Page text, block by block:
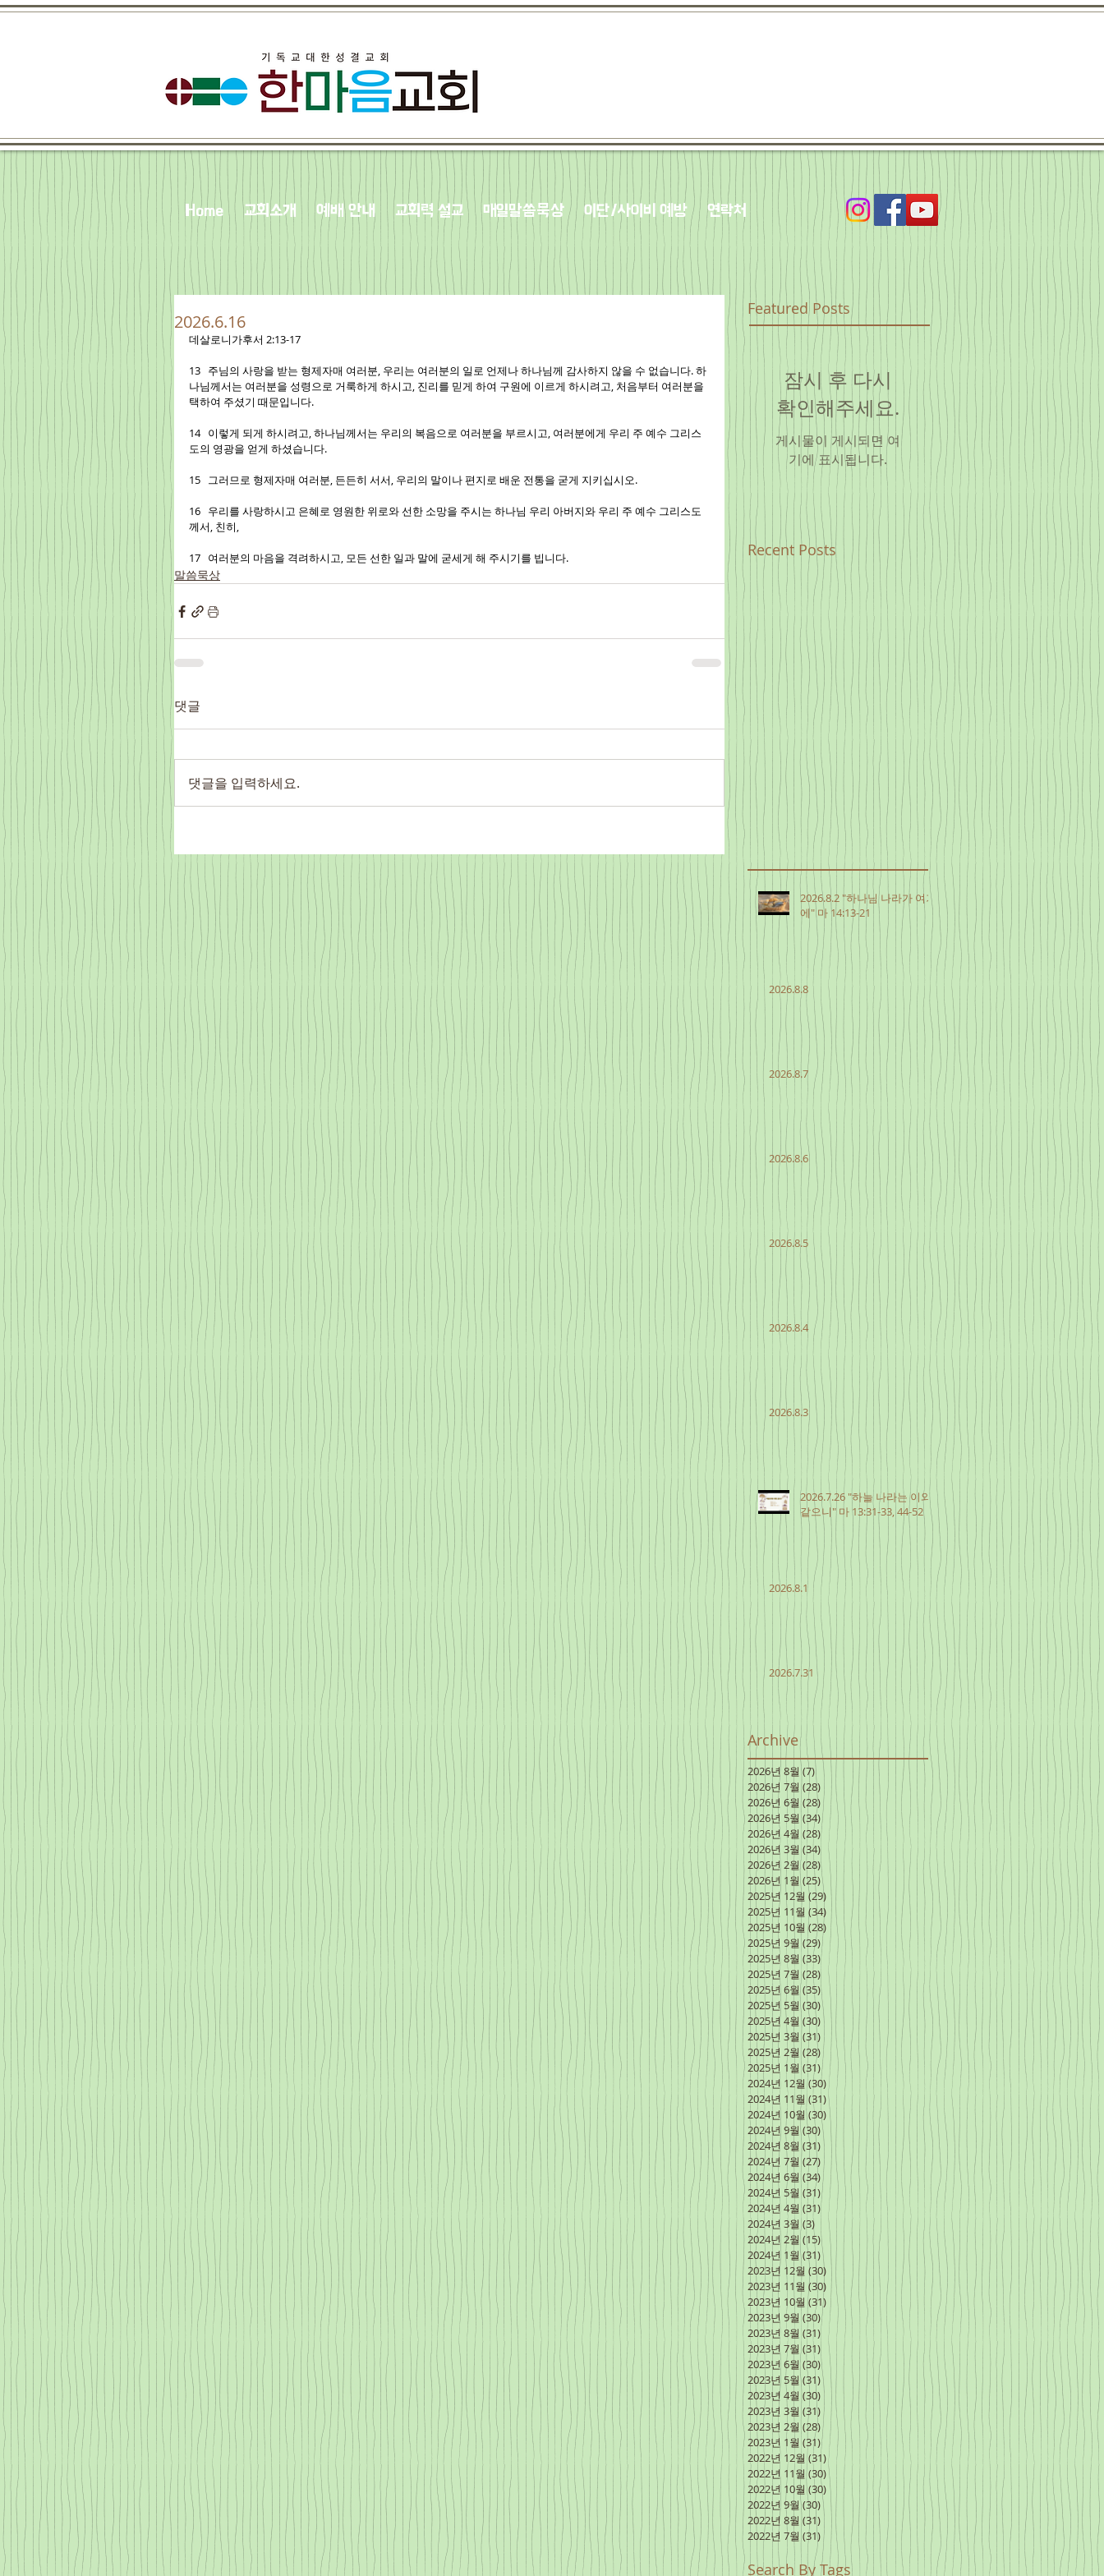
Home 교회소개 예배 안내 교회력 설교 매일말씀묵상 이단/사이비 예방 연락처
2026.6.16
데살로니가후서 2:13-17
13   주님의 사랑을 받는 형제자매 여러분, 우리는 여러분의 일로 언제나 하나님께 감사하지 않을 수 없습니다. 하
나님께서는 여러분을 성령으로 거룩하게 하시고, 진리를 믿게 하여 구원에 이르게 하시려고, 처음부터 여러분을
택하여 주셨기 때문입니다.
14   이렇게 되게 하시려고, 하나님께서는 우리의 복음으로 여러분을 부르시고, 여러분에게 우리 주 예수 그리스
도의 영광을 얻게 하셨습니다.
15   그러므로 형제자매 여러분, 든든히 서서, 우리의 말이나 편지로 배운 전통을 굳게 지키십시오.
16   우리를 사랑하시고 은혜로 영원한 위로와 선한 소망을 주시는 하나님 우리 아버지와 우리 주 예수 그리스도
께서, 친히,
17   여러분의 마음을 격려하시고, 모든 선한 일과 말에 굳세게 해 주시기를 빕니다.
말씀묵상
댓글
댓글을 입력하세요.
Featured Posts
잠시 후 다시
확인해주세요.
게시물이 게시되면 여
기에 표시됩니다.
Recent Posts
2026.8.2 "하나님 나라가 여기
에" 마 14:13-21
2026.8.8
2026.8.7
2026.8.6
2026.8.5
2026.8.4
2026.8.3
2026.7.26 "하늘 나라는 이와
같으니" 마 13:31-33, 44-52
2026.8.1
2026.7.31
Archive
2026년 8월 (7)게시물 7개
2026년 7월 (28) 게시물 28개
2026년 6월 (28)게시물 28개
2026년 5월 (34) 게시물 34개
2026년 4월 (28)게시물 28개
2026년 3월 (34) 게시물 34개
2026년 2월 (28)게시물 28개
2026년 1월 (25)게시물 25개
2025년 12월 (29) 게시물 29개
2025년 11월 (34) 게시물 34개
2025년 10월 (28) 게시물 28개
2025년 9월 (29)게시물 29개
2025년 8월 (33)게시물 33개
2025년 7월 (28) 게시물 28개
2025년 6월 (35)게시물 35개
2025년 5월 (30)게시물 30개
2025년 4월 (30)게시물 30개
2025년 3월 (31) 게시물 31개
2025년 2월 (28) 게시물 28개
2025년 1월 (31)게시물 31개
2024년 12월 (30) 게시물 30개
2024년 11월 (31)게시물 31개
2024년 10월 (30) 게시물 30개
2024년 9월 (30)게시물 30개
2024년 8월 (31)게시물 31개
2024년 7월 (27) 게시물 27개
2024년 6월 (34) 게시물 34개
2024년 5월 (31)게시물 31개
2024년 4월 (31) 게시물 31개
2024년 3월 (3) 게시물 3개
2024년 2월 (15)게시물 15개
2024년 1월 (31)게시물 31개
2023년 12월 (30) 게시물 30개
2023년 11월 (30) 게시물 30개
2023년 10월 (31) 게시물 31개
2023년 9월 (30)게시물 30개
2023년 8월 (31) 게시물 31개
2023년 7월 (31) 게시물 31개
2023년 6월 (30)게시물 30개
2023년 5월 (31)게시물 31개
2023년 4월 (30)
2023년 3월 (31) 게시물 31개
2023년 2월 (28)게시물 28개
2023년 1월 (31)게시물 31개
2022년 12월 (31)게시물 31개
2022년 11월 (30) 게시물 30개
2022년 10월 (30) 게시물 30개
2022년 9월 (30)게시물 30개
2022년 8월 (31)
2022년 7월 (31)게시물 31개
Search By Tags